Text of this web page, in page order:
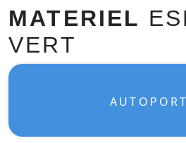
MATERIEL
VERT